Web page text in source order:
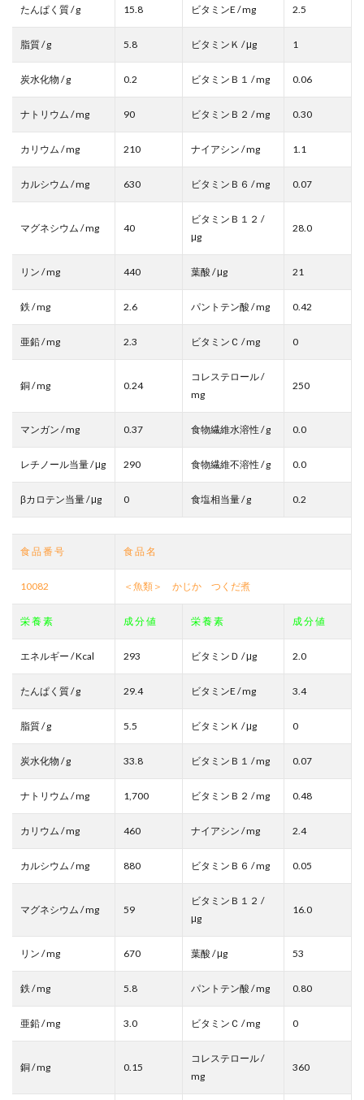
たんぱく質 / g 15.8 ビタミンE / mg 2.5
脂質 / g 5.8 ビタミンＫ / μg 1
炭水化物 / g 0.2 ビタミンＢ１ / mg 0.06
ナトリウム / mg 90 ビタミンＢ２ / mg 0.30
カリウム / mg 210 ナイアシン / mg 1.1
カルシウム / mg 630 ビタミンＢ６ / mg 0.07
マグネシウム / mg 40
ビタミンＢ１２ /
μg
28.0
リン / mg 440 葉酸 / μg 21
鉄 / mg 2.6 パントテン酸 / mg 0.42
亜鉛 / mg 2.3 ビタミンＣ / mg 0
銅 / mg 0.24
コレステロール /
mg
250
マンガン / mg 0.37 食物繊維水溶性 / g 0.0
レチノール当量 / μg 290 食物繊維不溶性 / g 0.0
βカロテン当量 / μg 0 食塩相当量 / g 0.2
食 品 番 号 食 品 名
10082 ＜魚類＞ かじか つくだ煮
栄 養 素 成 分 値 栄 養 素 成 分 値
エネルギー / Kcal 293 ビタミンＤ / μg 2.0
たんぱく質 / g 29.4 ビタミンE / mg 3.4
脂質 / g 5.5 ビタミンＫ / μg 0
炭水化物 / g 33.8 ビタミンＢ１ / mg 0.07
ナトリウム / mg 1,700 ビタミンＢ２ / mg 0.48
カリウム / mg 460 ナイアシン / mg 2.4
カルシウム / mg 880 ビタミンＢ６ / mg 0.05
マグネシウム / mg 59
ビタミンＢ１２ /
μg
16.0
リン / mg 670 葉酸 / μg 53
鉄 / mg 5.8 パントテン酸 / mg 0.80
亜鉛 / mg 3.0 ビタミンＣ / mg 0
銅 / mg 0.15
コレステロール /
mg
360